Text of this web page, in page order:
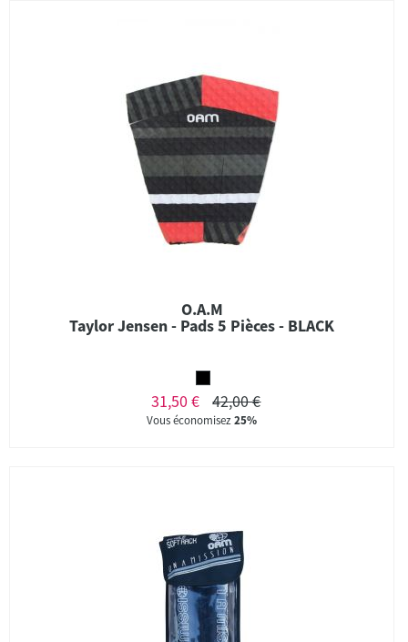
O.A.M
Taylor Jensen - Pads 5 Pièces - BLACK
31,50 € 42,00 €
Vous économisez25%